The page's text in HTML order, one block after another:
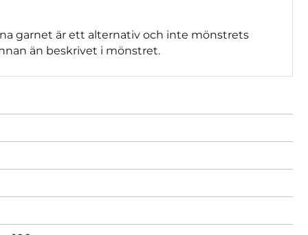
garnet är ett alternativ och inte mönstrets
än beskrivet i mönstret.